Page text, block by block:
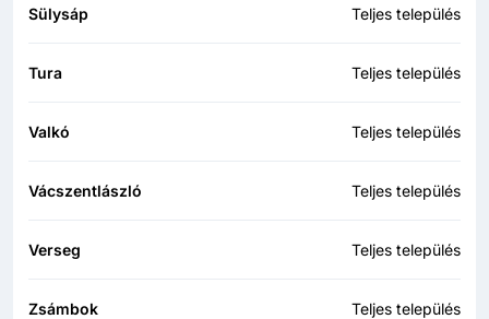
Sülysáp Teljes település
Tura Teljes település
Valkó Teljes település
Vácszentlászló Teljes település
Verseg Teljes település
Zsámbok Teljes település